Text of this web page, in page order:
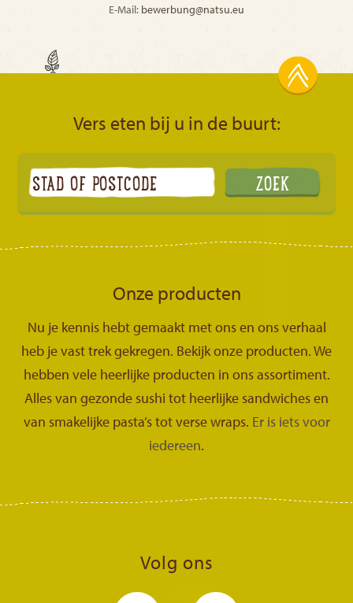
E-Mail: bewerbung@natsu.eu
Vers eten bij u in de buurt:
Onze producten
Nu je kennis hebt gemaakt met ons en ons verhaal
heb je vast trek gekregen. Bekijk onze producten. We
hebben vele heerlijke producten in ons assortiment.
Alles van gezonde sushi tot heerlijke sandwiches en
van smakelijke pasta’s tot verse wraps. Er is iets voor
iedereen.
Volg ons